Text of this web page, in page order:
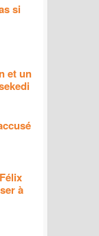
si
et un
à